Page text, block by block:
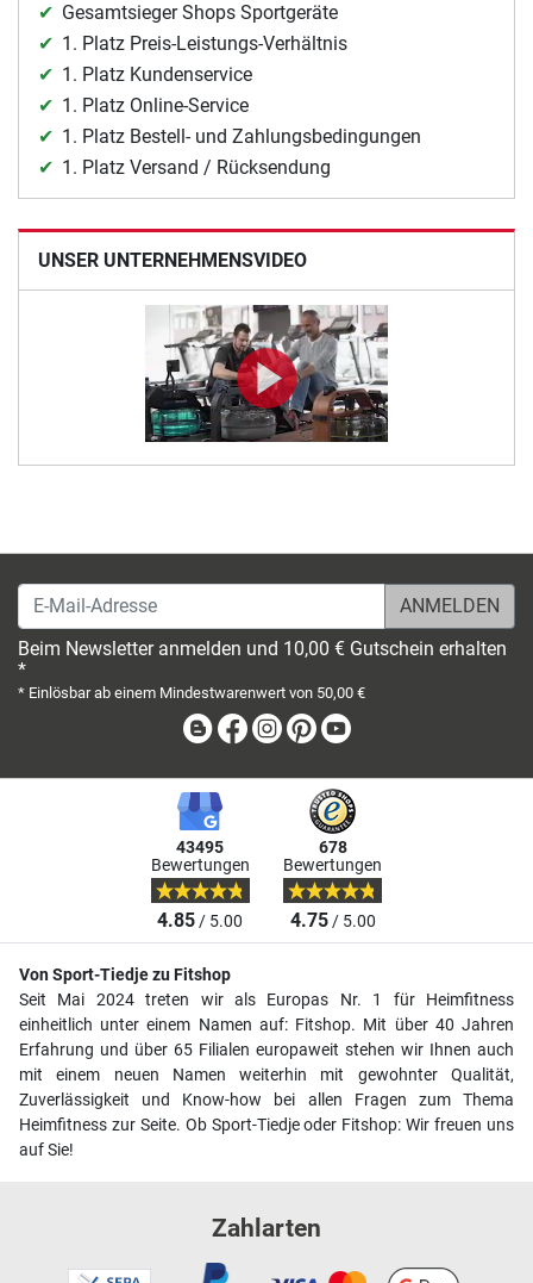
Gesamtsieger Shops Sportgeräte
1. Platz Preis-Leistungs-Verhältnis
1. Platz Kundenservice
1. Platz Online-Service
1. Platz Bestell- und Zahlungsbedingungen
1. Platz Versand / Rücksendung
UNSER UNTERNEHMENSVIDEO
E-Mail-Adresse
Beim Newsletter anmelden und 10,00 € Gutschein erhalten
*
* Einlösbar ab einem Mindestwarenwert von 50,00 €
BlogFacebook
Instagram
Pinterest
43495
Bewertungen
4.85/ 5.00
678
Bewertungen
4.75/ 5.00
Von Sport-Tiedje zu Fitshop
Seit Mai 2024 treten wir als Europas Nr. 1 für Heimfitness
einheitlich unter einem Namen auf: Fitshop. Mit über 40 Jahren
Erfahrung und über 65 Filialen europaweit stehen wir Ihnen auch
mit einem neuen Namen weiterhin mit gewohnter Qualität,
Zuverlässigkeit und Know-how bei allen Fragen zum Thema
Heimfitness zur Seite. Ob Sport-Tiedje oder Fitshop: Wir freuen uns
auf Sie!
Zahlarten